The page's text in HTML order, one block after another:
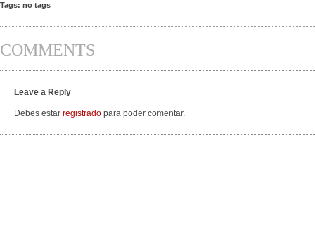
Tags: no tags
COMMENTS
Leave a Reply
Debes estar registrado para poder comentar.